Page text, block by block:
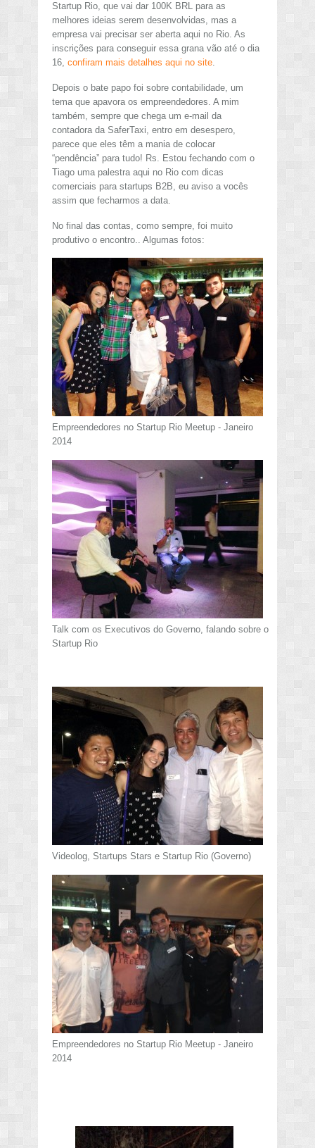
Startup Rio, que vai dar 100K BRL para as
melhores ideias serem desenvolvidas, mas a
empresa vai precisar ser aberta aqui no Rio. As
inscrições para conseguir essa grana vão até o dia
16, confiram mais detalhes aqui no site.
Depois o bate papo foi sobre contabilidade, um
tema que apavora os empreendedores. A mim
também, sempre que chega um e-mail da
contadora da SaferTaxi, entro em desespero,
parece que eles têm a mania de colocar
“pendência” para tudo! Rs. Estou fechando com o
Tiago uma palestra aqui no Rio com dicas
comerciais para startups B2B, eu aviso a vocês
assim que fecharmos a data.
No final das contas, como sempre, foi muito
produtivo o encontro.. Algumas fotos:
Empreendedores no Startup Rio Meetup - Janeiro
2014
Talk com os Executivos do Governo, falando sobre o
Startup Rio
Videolog, Startups Stars e Startup Rio (Governo)
Empreendedores no Startup Rio Meetup - Janeiro
2014